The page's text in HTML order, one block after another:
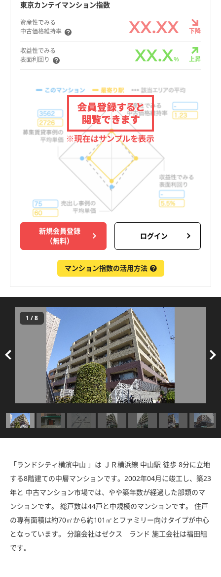
東京カンテイマンション指数
資産性でみる
中古価格維持率
XX.XX 下降
収益性でみる
表面利回り
XX.X% 上昇
新規会員登録
（無料）
ログイン
マンション指数の活用方法
1 /8
「ランドシティ横濱中山 」は ＪＲ横浜線 中山駅 徒歩 8分に立地
する8階建ての中層マンションです。2002年04月に竣工し、築23
年と 中古マンション市場では、やや築年数が経過した部類のマ
ンションです。 総戸数は44戸と中規模のマンションです。 住戸
の専有面積は約70㎡から約101㎡とファミリー向けタイプが中心
となっています。 分譲会社はゼクス ランド 施工会社は福田組
です。